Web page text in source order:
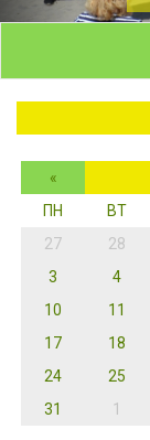
«
ПН
ВТ
27
28
3
4
10
11
17
18
24
25
31
1